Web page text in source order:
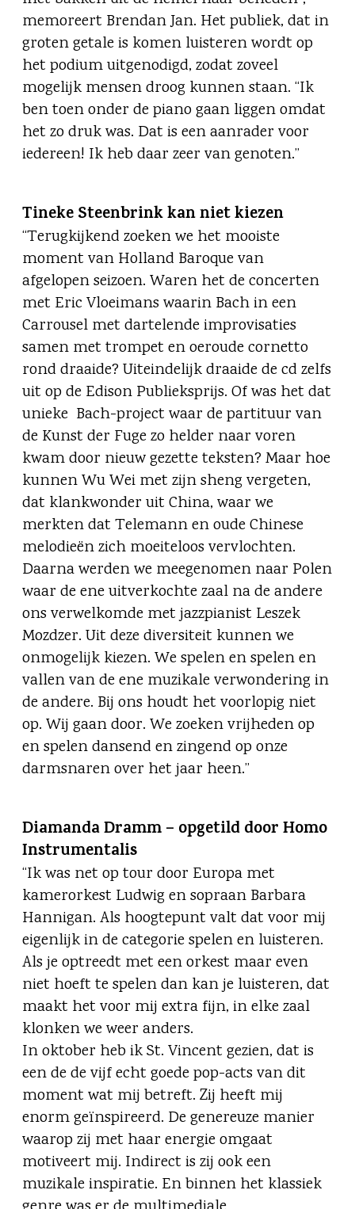
memoreert Brendan Jan. Het publiek, dat in
groten getale is komen luisteren wordt op
het podium uitgenodigd, zodat zoveel
mogelijk mensen droog kunnen staan. “Ik
ben toen onder de piano gaan liggen omdat
het zo druk was. Dat is een aanrader voor
iedereen! Ik heb daar zeer van genoten.”
Tineke Steenbrink kan niet kiezen
“Terugkijkend zoeken we het mooiste
moment van Holland Baroque van
afgelopen seizoen. Waren het de concerten
met Eric Vloeimans waarin Bach in een
Carrousel met dartelende improvisaties
samen met trompet en oeroude cornetto
rond draaide? Uiteindelijk draaide de cd zelfs
uit op de Edison Publieksprijs. Of was het dat
unieke Bach-project waar de partituur van
de Kunst der Fuge zo helder naar voren
kwam door nieuw gezette teksten? Maar hoe
kunnen Wu Wei met zijn sheng vergeten,
dat klankwonder uit China, waar we
merkten dat Telemann en oude Chinese
melodieën zich moeiteloos vervlochten.
Daarna werden we meegenomen naar Polen
waar de ene uitverkochte zaal na de andere
ons verwelkomde met jazzpianist Leszek
Mozdzer. Uit deze diversiteit kunnen we
onmogelijk kiezen. We spelen en spelen en
vallen van de ene muzikale verwondering in
de andere. Bij ons houdt het voorlopig niet
op. Wij gaan door. We zoeken vrijheden op
en spelen dansend en zingend op onze
darmsnaren over het jaar heen.”
Diamanda Dramm – opgetild door Homo
Instrumentalis
“Ik was net op tour door Europa met
kamerorkest Ludwig en sopraan Barbara
Hannigan. Als hoogtepunt valt dat voor mij
eigenlijk in de categorie spelen en luisteren.
Als je optreedt met een orkest maar even
niet hoeft te spelen dan kan je luisteren, dat
maakt het voor mij extra fijn, in elke zaal
klonken we weer anders.
In oktober heb ik St. Vincent gezien, dat is
een de de vijf echt goede pop-acts van dit
moment wat mij betreft. Zij heeft mij
enorm geïnspireerd. De genereuze manier
waarop zij met haar energie omgaat
motiveert mij. Indirect is zij ook een
muzikale inspiratie. En binnen het klassiek